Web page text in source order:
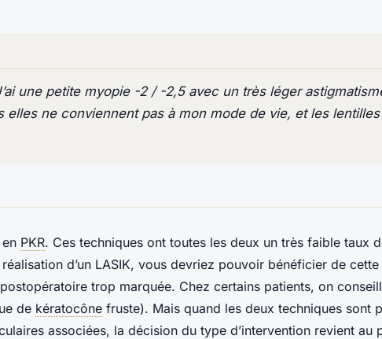
une petite myopie -2 / -2,5 avec un très léger
ne conviennent pas à mon mode de vie, et les
PKR. Ces techniques ont toutes les deux un très faible taux
d’un LASIK, vous devriez pouvoir bénéficier de cette
trop marquée. Chez certains patients, on
de kératocône fruste). Mais quand les deux techniques sont
associées, la décision du type d’intervention revient au